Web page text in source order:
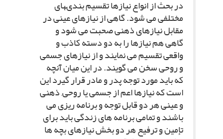
در بحث از انواع نیازها تقسیم بندىهاى
مختلفى مى شود. گاهى از نیازهاى عینى در
مقابل نیازهاى ذهنى صحبت مى شود و
گاهى هم نیازها را به دو دسته کاذب و
واقعى تقسیم مى نمایند و از نیازهاى جسمى
و روحى سخن مى گویند. در این میان آنچه
که باید مورد توجه پدر و مادر قرار گیرد این
است که نیازها اعم از جسمى یا روحى, ذهنى
و عینى هر دو قابل توجه و برنامه ریزى مى
باشند و تمامى برنامه هاى زندگى باید براى
تإمین و ترفیع هر دو بخش نیازهاى بچه ها